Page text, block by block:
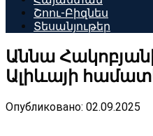
Շոու-Բիզնես
Տեսանյութեր
Աննա
Ալիևայի
Опубликовано: 02.09.2025